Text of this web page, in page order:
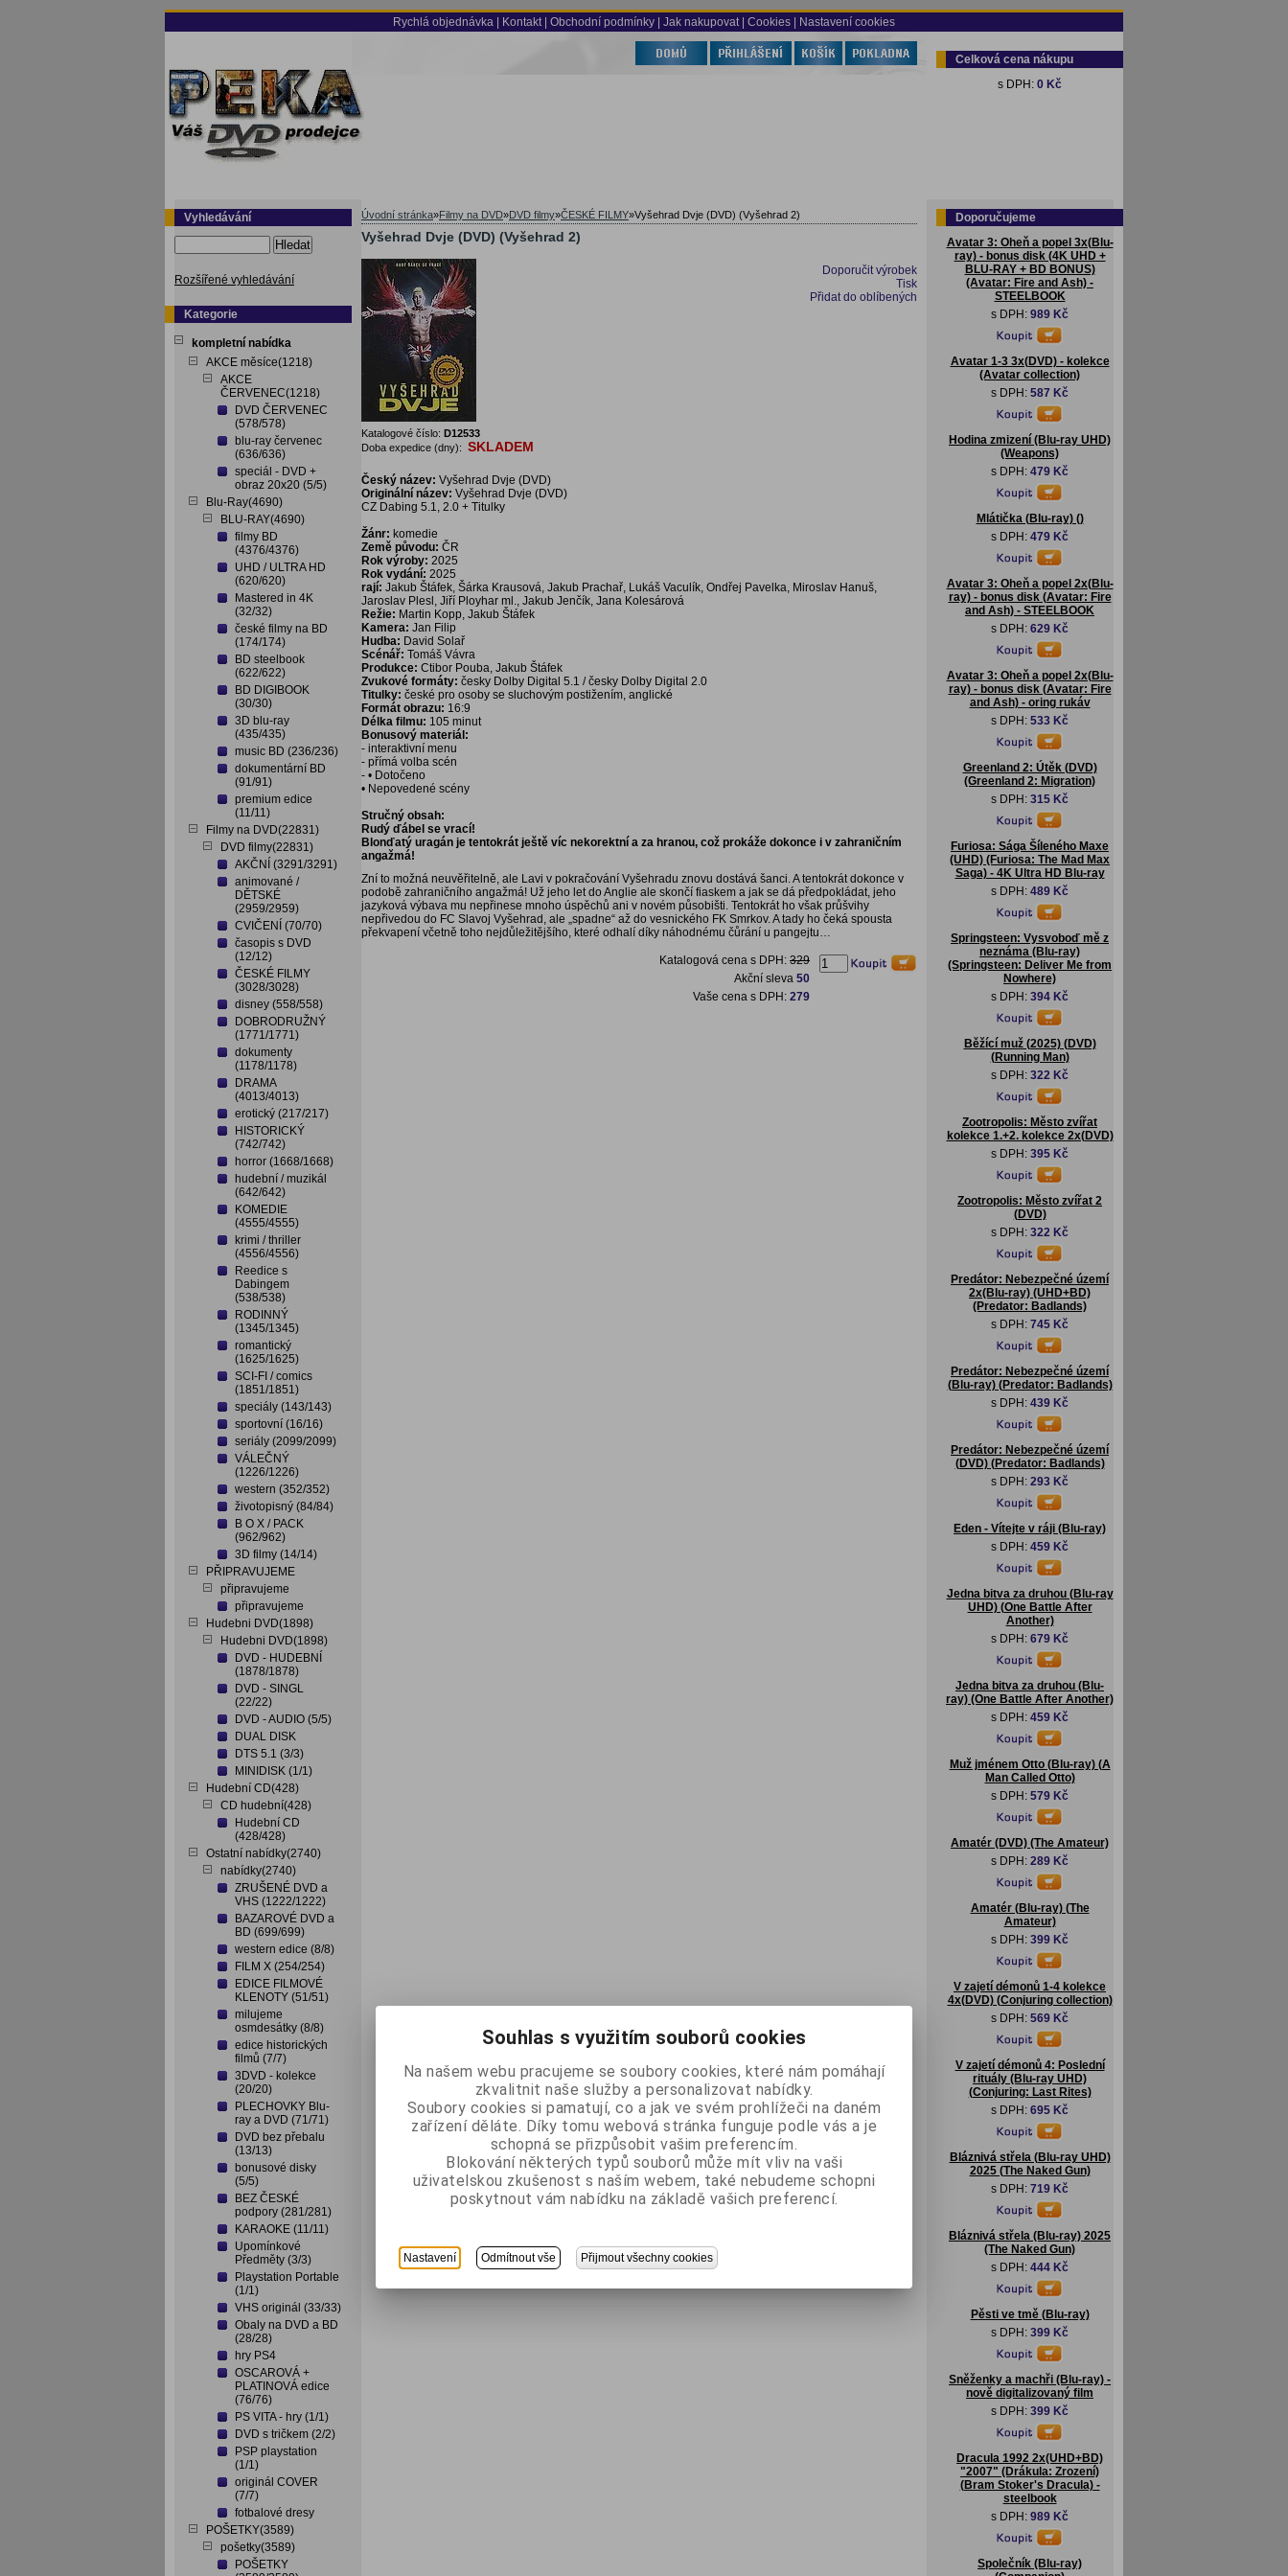
Rychlá objednávka Kontakt Obchodní podmínky Jak nakupovat | Cookies | Nastavení cookies
Celková cena nákupu
s DPH: 0 Kč
Vyhledávání
Hledat
Rozšířené vyhledávání
Kategorie
kompletní nabídka
AKCE měsíce(1218)
AKCE
ČERVENEC(1218)
DVD ČERVENEC
(578/578)
blu-ray červenec
(636/636)
speciál - DVD +
obraz 20x20 (5/5)
Blu-Ray(4690)
BLU-RAY(4690)
filmy BD
(4376/4376)
UHD / ULTRA HD
(620/620)
Mastered in 4K
(32/32)
české filmy na BD
(174/174)
BD steelbook
(622/622)
BD DIGIBOOK
(30/30)
3D blu-ray
(435/435)
music BD (236/236)
dokumentární BD
(91/91)
premium edice
(11/11)
Filmy na DVD(22831)
DVD filmy(22831)
AKČNÍ (3291/3291)
animované /
DĚTSKÉ
(2959/2959)
CVIČENÍ (70/70)
časopis s DVD
(12/12)
ČESKÉ FILMY
(3028/3028)
disney (558/558)
DOBRODRUŽNÝ
(1771/1771)
dokumenty
(1178/1178)
DRAMA
(4013/4013)
erotický (217/217)
HISTORICKÝ
(742/742)
horror (1668/1668)
hudební / muzikál
(642/642)
KOMEDIE
(4555/4555)
krimi / thriller
(4556/4556)
Reedice s
Dabingem
(538/538)
RODINNÝ
(1345/1345)
romantický
(1625/1625)
SCI-FI / comics
(1851/1851)
speciály (143/143)
sportovní (16/16)
seriály (2099/2099)
VÁLEČNÝ
(1226/1226)
western (352/352)
životopisný (84/84)
B O X / PACK
(962/962)
3D filmy (14/14)
PŘIPRAVUJEME
připravujeme
připravujeme
Hudebni DVD(1898)
Hudebni DVD(1898)
DVD - HUDEBNÍ
(1878/1878)
DVD - SINGL
(22/22)
DVD - AUDIO (5/5)
DUAL DISK
DTS 5.1 (3/3)
MINIDISK (1/1)
Hudební CD(428)
CD hudební(428)
Hudební CD
(428/428)
Ostatní nabídky(2740)
nabídky(2740)
ZRUŠENÉ DVD a
VHS (1222/1222)
BAZAROVÉ DVD a
BD (699/699)
western edice (8/8)
FILM X (254/254)
EDICE FILMOVÉ
KLENOTY (51/51)
milujeme
osmdesátky (8/8)
edice historických
filmů (7/7)
3DVD - kolekce
(20/20)
PLECHOVKY Blu-
ray a DVD (71/71)
DVD bez přebalu
(13/13)
bonusové disky
(5/5)
BEZ ČESKÉ
podpory (281/281)
KARAOKE (11/11)
Upomínkové
Předměty (3/3)
Playstation Portable
(1/1)
VHS originál (33/33)
Obaly na DVD a BD
(28/28)
hry PS4
OSCAROVÁ +
PLATINOVÁ edice
(76/76)
PS VITA - hry (1/1)
DVD s tričkem (2/2)
PSP playstation
(1/1)
originál COVER
(7/7)
fotbalové dresy
POŠETKY(3589)
pošetky(3589)
POŠETKY
Úvodní stránka»Filmy na DVD»DVD filmy»ČESKÉ FILMY»Vyšehrad Dvje (DVD) (Vyšehrad 2)
Vyšehrad Dvje (DVD) (Vyšehrad 2)
Doporučit výrobek
Tisk
Přidat do oblíbených
Katalogové číslo: D12533
Doba expedice (dny): SKLADEM
Český název: Vyšehrad Dvje (DVD)
Originální název: Vyšehrad Dvje (DVD)
CZ Dabing 5.1, 2.0 + Titulky
Žánr: komedie
Země původu: ČR
Rok výroby: 2025
Rok vydání: 2025
rají: Jakub Štáfek, Šárka Krausová, Jakub Prachař, Lukáš Vaculík, Ondřej Pavelka, Miroslav Hanuš,
Jaroslav Plesl, Jiří Ployhar ml., Jakub Jenčík, Jana Kolesárová
Režie: Martin Kopp, Jakub Štáfek
Kamera: Jan Filip
Hudba: David Solař
Scénář: Tomáš Vávra
Produkce: Ctibor Pouba, Jakub Štáfek
Zvukové formáty: česky Dolby Digital 5.1 / česky Dolby Digital 2.0
Titulky: české pro osoby se sluchovým postižením, anglické
Formát obrazu: 16:9
Délka filmu: 105 minut
Bonusový materiál:
- interaktivní menu
- přímá volba scén
- • Dotočeno
• Nepovedené scény
Stručný obsah:
Rudý ďábel se vrací!
Blonďatý uragán je tentokrát ještě víc nekorektní a za hranou, což prokáže dokonce i v zahraničním
angažmá!
Zní to možná neuvěřitelně, ale Lavi v pokračování Vyšehradu znovu dostává šanci. A tentokrát dokonce v
podobě zahraničního angažmá! Už jeho let do Anglie ale skončí fiaskem a jak se dá předpokládat, jeho
jazyková výbava mu nepřinese mnoho úspěchů ani v novém působišti. Tentokrát ho však průšvihy
nepřivedou do FC Slavoj Vyšehrad, ale „spadne“ až do vesnického FK Smrkov. A tady ho čeká spousta
překvapení včetně toho nejdůležitějšího, které odhalí díky náhodnému čůrání u pangejtu…
Katalogová cena s DPH: 329
Akční sleva 50
Vaše cena s DPH: 279
Doporučujeme
Avatar 3: Oheň a popel 3x(Blu-
ray) - bonus disk (4K UHD +
BLU-RAY + BD BONUS)
(Avatar: Fire and Ash) -
STEELBOOK
s DPH: 989 Kč
Avatar 1-3 3x(DVD) - kolekce
(Avatar collection)
s DPH: 587 Kč
Hodina zmizení (Blu-ray UHD)
(Weapons)
s DPH: 479 Kč
Mlátička (Blu-ray) ()
s DPH: 479 Kč
Avatar 3: Oheň a popel 2x(Blu-
ray) - bonus disk (Avatar: Fire
and Ash) - STEELBOOK
s DPH: 629 Kč
Avatar 3: Oheň a popel 2x(Blu-
ray) - bonus disk (Avatar: Fire
and Ash) - oring rukáv
s DPH: 533 Kč
Greenland 2: Útěk (DVD)
(Greenland 2: Migration)
s DPH: 315 Kč
Furiosa: Sága Šíleného Maxe
(UHD) (Furiosa: The Mad Max
Saga) - 4K Ultra HD Blu-ray
s DPH: 489 Kč
Springsteen: Vysvoboď mě z
neznáma (Blu-ray)
(Springsteen: Deliver Me from
Nowhere)
s DPH: 394 Kč
Běžící muž (2025) (DVD)
(Running Man)
s DPH: 322 Kč
Zootropolis: Město zvířat
kolekce 1.+2. kolekce 2x(DVD)
s DPH: 395 Kč
Zootropolis: Město zvířat 2
(DVD)
s DPH: 322 Kč
Predátor: Nebezpečné území
2x(Blu-ray) (UHD+BD)
(Predator: Badlands)
s DPH: 745 Kč
Predátor: Nebezpečné území
(Blu-ray) (Predator: Badlands)
s DPH: 439 Kč
Predátor: Nebezpečné území
(DVD) (Predator: Badlands)
s DPH: 293 Kč
Eden - Vítejte v ráji (Blu-ray)
s DPH: 459 Kč
Jedna bitva za druhou (Blu-ray
UHD) (One Battle After
Another)
s DPH: 679 Kč
Jedna bitva za druhou (Blu-
ray) (One Battle After Another)
s DPH: 459 Kč
Muž jménem Otto (Blu-ray) (A
Man Called Otto)
s DPH: 579 Kč
Amatér (DVD) (The Amateur)
s DPH: 289 Kč
Amatér (Blu-ray) (The
Amateur)
s DPH: 399 Kč
V zajetí démonů 1-4 kolekce
4x(DVD) (Conjuring collection)
s DPH: 569 Kč
V zajetí démonů 4: Poslední
rituály (Blu-ray UHD)
(Conjuring: Last Rites)
s DPH: 695 Kč
Bláznivá střela (Blu-ray UHD)
2025 (The Naked Gun)
s DPH: 719 Kč
Bláznivá střela (Blu-ray) 2025
(The Naked Gun)
s DPH: 444 Kč
Pěsti ve tmě (Blu-ray)
s DPH: 399 Kč
Sněženky a machři (Blu-ray) -
nově digitalizovaný film
s DPH: 399 Kč
Dracula 1992 2x(UHD+BD)
"2007" (Drákula: Zrození)
(Bram Stoker's Dracula) -
steelbook
s DPH: 989 Kč
Společník (Blu-ray)
Souhlas s využitím souborů cookies
Na našem webu pracujeme se soubory cookies, které nám pomáhají
zkvalitnit naše služby a personalizovat nabídky.
Soubory cookies si pamatují, co a jak ve svém prohlížeči na daném
zařízení děláte. Díky tomu webová stránka funguje podle vás a je
schopná se přizpůsobit vašim preferencím.
Blokování některých typů souborů může mít vliv na vaši
uživatelskou zkušenost s naším webem, také nebudeme schopni
poskytnout vám nabídku na základě vašich preferencí.
Nastavení Odmítnout vše Přijmout všechny cookies